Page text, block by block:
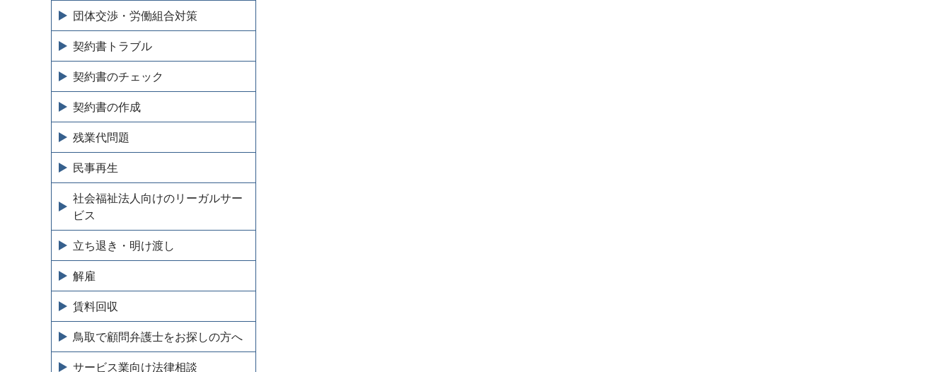
団体交渉・労働組合対策
契約書トラブル
契約書のチェック
契約書の作成
残業代問題
民事再生
社会福祉法人向けのリーガルサー
ビス
立ち退き・明け渡し
解雇
賃料回収
鳥取で顧問弁護士をお探しの方へ
サービス業向け法律相談